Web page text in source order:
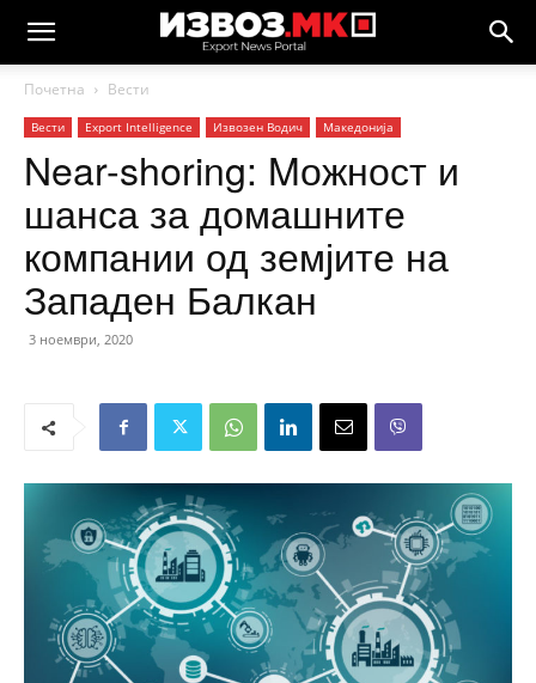
Почетна Вести
Вести Еxport Intelligence Извозен Водич Македонија
Near-shoring: Mожност и
шанса за домашните
компании од земјите на
Западен Балкан
3 ноември, 2020